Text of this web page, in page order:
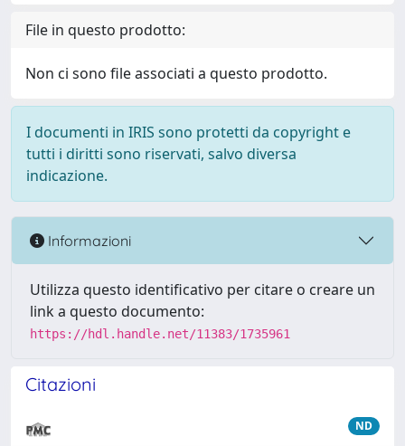
File in questo prodotto:
Non ci sono file associati a questo prodotto.
I documenti in IRIS sono protetti da copyright e
tutti i diritti sono riservati, salvo diversa
indicazione.
Informazioni
Utilizza questo identificativo per citare o creare un
link a questo documento:
https://hdl.handle.net/11383/1735961
Citazioni
ND